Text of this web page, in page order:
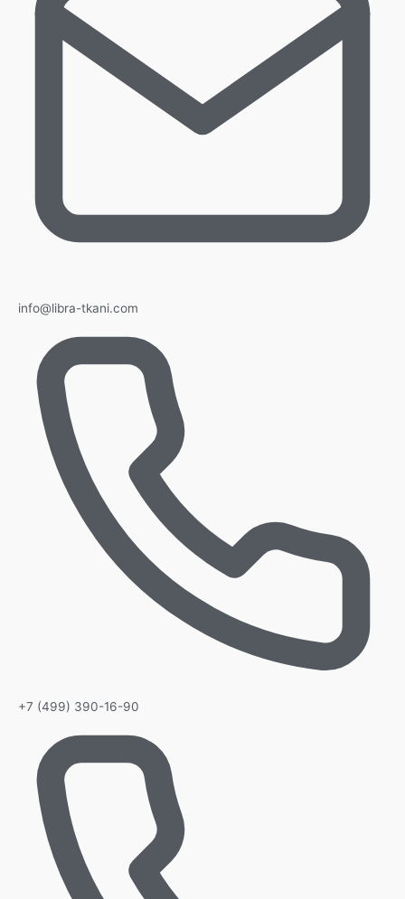
info@libra-tkani.com
+7 (499) 390-16-90